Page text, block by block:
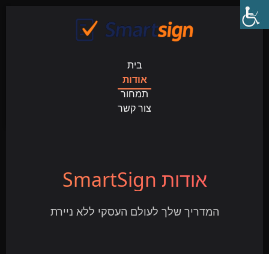
בית
אודות
תמחור
צור קשר
אודות SmartSign
המדריך שלך לעולם העסקי ללא ניירת